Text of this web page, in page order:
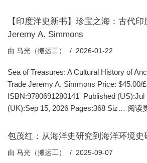
【印度洋史新书】珍宝之海：古代
Jeremy A. Simmons
由 马光（搬运工） 2026-01-22
Sea of Treasures: A Cultural History of
Trade Jeremy A. Simmons Price: $45.00/
ISBN:9780691280141 Published (US):Jul
(UK):Sep 15, 2026 Pages:368 Siz… 阅读
包茂红：从海洋史研究到海洋环境史
由 马光（搬运工） 2025-09-07